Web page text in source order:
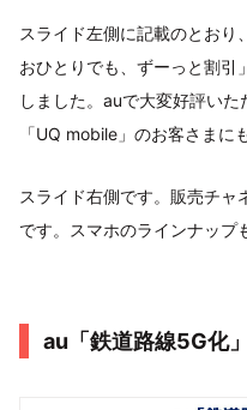
スライド左側に記載のとおり
おひとりでも、ずーっと割引
しました。auで大変好評い
「UQ mobile」のお客さまに
スライド右側です。販売チ
です。スマホのラインナップ
au「鉄道路線5G化